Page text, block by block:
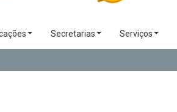
Secretarias Serviços